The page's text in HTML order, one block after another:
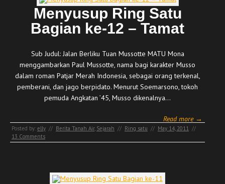
Menyusup Ring Satu
Bagian ke-12 – Tamat
Sub Judul: Jalan Berliku Tuan Mussotte MATU Mona
menggambarkan Paul Mussotte, nama bagi karakter Musso
dalam roman Patjar Merah Indonesia, sebagai orang terkenal,
pemberani, dan jago berpidato. Menurut Soemarsono, tokoh
pemuda Angkatan ’45, Musso dikenalnya…
Read more →
Posted by: elly // Berita Tanah Air, Sejarah // Ring satu // May 14, 2011 //
13 Comments